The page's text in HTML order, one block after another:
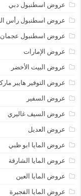
عروض اسطنبول دبي
عروض اسطنبول رأس
عروض اسطنبول عجمان
عروض الإمارات
عروض البيت الأخضر
عروض التوفير هايبر
عروض السفير
عروض السيف غاليري
عروض العديل
عروض المايا ابو ظبي
عروض المايا الشارقة
عروض المايا العين
عروض المايا الفجيرة